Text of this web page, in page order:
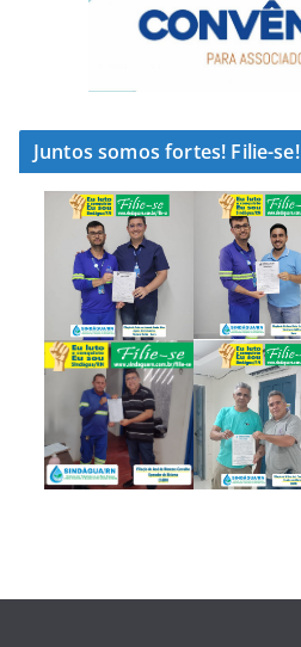
Juntos somos fortes! Filie-se!